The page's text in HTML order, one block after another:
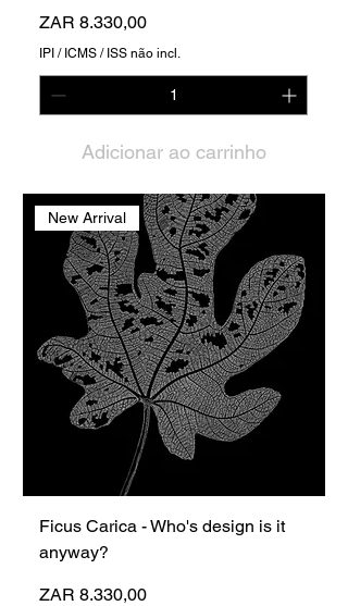
Preço
ZAR 8.330,00
IPI / ICMS / ISS não incl.
Adicionar ao carrinho
New Arrival
Ficus Carica - Who's design is it
anyway?
Preço
ZAR 8.330,00